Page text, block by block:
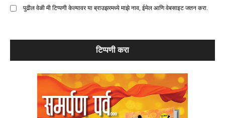
पुढील वेळी मी टिप्पणी केल्यावर या ब्राउझरमध्ये माझे नाव, ईमेल आणि वेबसाइट जतन करा.